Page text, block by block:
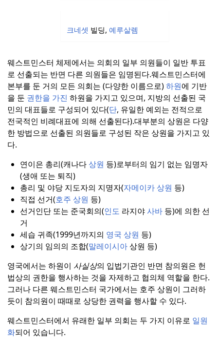
크네셋 빌딩, 예루살렘
웨스트민스터 체제에서는 의회의 일부 의원들이 일반 투표
로 선출되는 반면 다른 의원들은 임명된다.웨스트민스터에
본부를 둔 거의 모든 의회는 (다양한 이름으로)하원에 기반
을 둔 권한을 가진 하원을 가지고 있으며, 지방의 선출된 국
민의 대표들로 구성되어 있다(단, 유일한 예외는 전적으로
전국적인 비례대표에 의해 선출된다).대부분의 상원은 다양
한 방법으로 선출된 의원들로 구성된 작은 상원을 가지고 있
다.
연이은 총리(캐나다 상원 등)로부터의 임기 없는 임명자
(생애 또는 퇴직)
총리 및 야당 지도자의 지명자(자메이카 상원 등)
직접 선거(호주 상원 등)
선거인단 또는 준국회의(인도 라지야사바등)에 의한 선
거
세습 귀족(1999년까지의 영국 상원 등)
상기의 임의의 조합(말레이시아상원 등)
영국에서는 하원이 사실상의 입법기관인 반면 참의원은 헌
법상의 권한을 행사하는 것을 자제하고 협의체 역할을 한다.
그러나 다른 웨스트민스터 국가에서는 호주 상원이 그러하
듯이 참의원이 때때로 상당한 권력을 행사할 수 있다.
웨스트민스터에서 유래한 일부 의회는 두 가지 이유로 일원
화되어 있습니다.